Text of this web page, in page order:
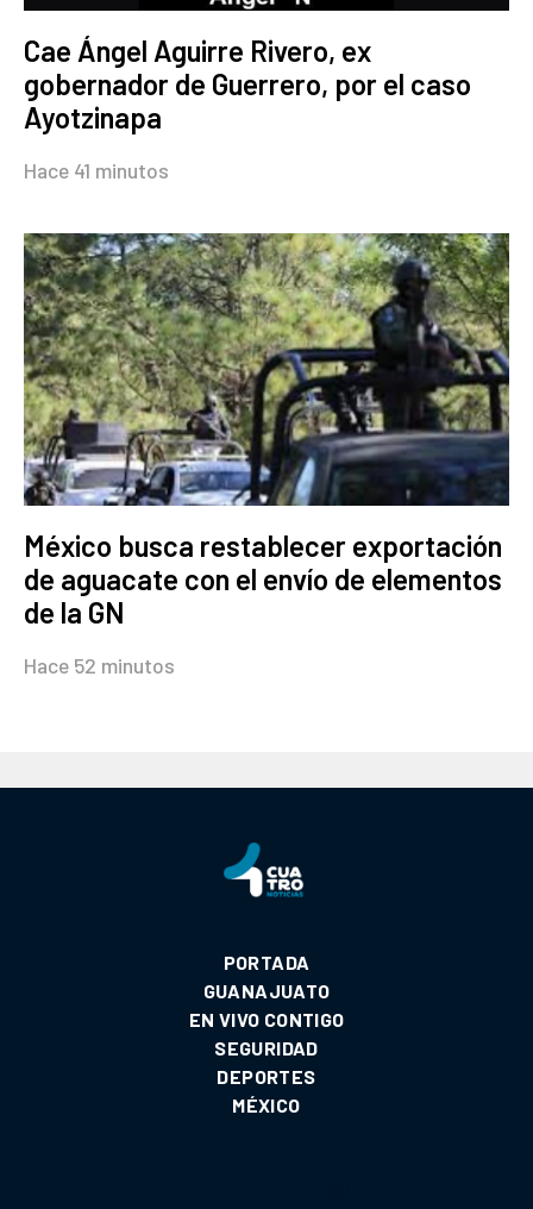
Cae Ángel Aguirre Rivero, ex
gobernador de Guerrero, por el caso
Ayotzinapa
Hace 41 minutos
México busca restablecer exportación
de aguacate con el envío de elementos
de la GN
Hace 52 minutos
PORTADA
GUANAJUATO
EN VIVO CONTIGO
SEGURIDAD
DEPORTES
MÉXICO